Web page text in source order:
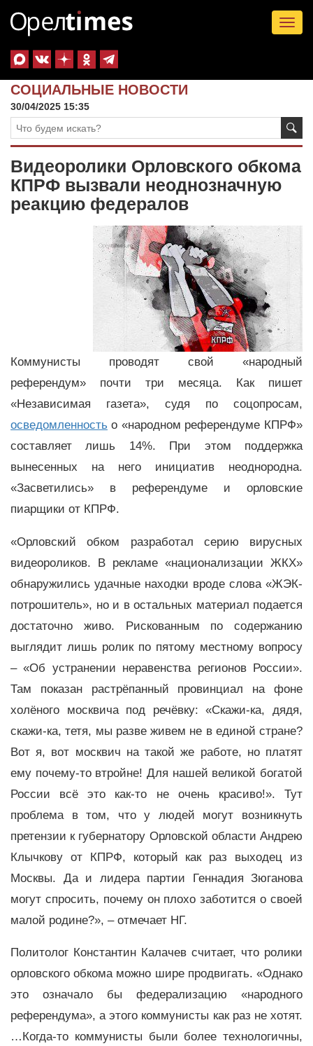
СОЦИАЛЬНЫЕ НОВОСТИ
30/04/2025 15:35
Видеоролики Орловского обкома
КПРФ вызвали неоднозначную
реакцию федералов
Коммунисты проводят свой «народный
референдум» почти три месяца. Как пишет
«Независимая газета», судя по соцопросам,
осведомленность о «народном референдуме КПРФ»
составляет лишь 14%. При этом поддержка
вынесенных на него инициатив неоднородна.
«Засветились» в референдуме и орловские
пиарщики от КПРФ.
«Орловский обком разработал серию вирусных
видеороликов. В рекламе «национализации ЖКХ»
обнаружились удачные находки вроде слова «ЖЭК-
потрошитель», но и в остальных материал подается
достаточно живо. Рискованным по содержанию
выглядит лишь ролик по пятому местному вопросу
– «Об устранении неравенства регионов России».
Там показан растрёпанный провинциал на фоне
холёного москвича под речёвку: «Скажи-ка, дядя,
скажи-ка, тетя, мы разве живем не в единой стране?
Вот я, вот москвич на такой же работе, но платят
ему почему-то втройне! Для нашей великой богатой
России всё это как-то не очень красиво!». Тут
проблема в том, что у людей могут возникнуть
претензии к губернатору Орловской области Андрею
Клычкову от КПРФ, который как раз выходец из
Москвы. Да и лидера партии Геннадия Зюганова
могут спросить, почему он плохо заботится о своей
малой родине?», – отмечает НГ.
Политолог Константин Калачев считает, что ролики
орловского обкома можно шире продвигать. «Однако
это означало бы федерализацию «народного
референдума», а этого коммунисты как раз не хотят.
…Когда-то коммунисты были более технологичны,